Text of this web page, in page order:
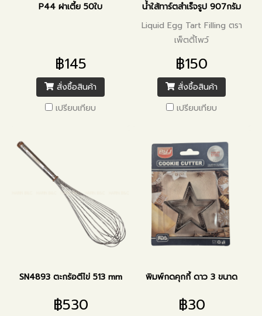
P44 ฝาเตี้ย 50ใบ
฿145
สั่งซื้อสินค้า
เปรียบเทียบ
น้ำใส้ทาร์ตสำเร็จรูป 907กรัม
Liquid Egg Tart Filling ตรา
เพ็ตตี้โพว์
฿150
สั่งซื้อสินค้า
เปรียบเทียบ
SN4893 ตะกร้อตีไข่ 513 mm
฿530
พิมพ์กดคุกกี้ ดาว 3 ขนาด
฿30